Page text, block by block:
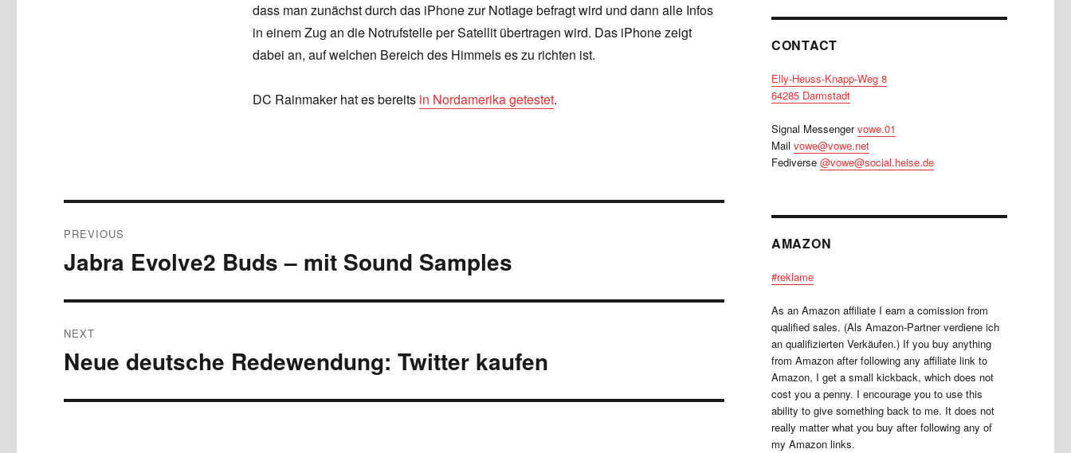
dass man zunächst durch das iPhone zur Notlage befragt wird und dann alle Infos
in einem Zug an die Notrufstelle per Satellit übertragen wird. Das iPhone zeigt
dabei an, auf welchen Bereich des Himmels es zu richten ist.
DC Rainmaker hat es bereits in Nordamerika getestet.
navigation
PREVIOUS
Previous
Jabra Evolve2 Buds – mit Sound Samples
NEXT
Next
Neue deutsche Redewendung: Twitter kaufen
CONTACT
Elly-Heuss-Knapp-Weg 8
64285 Darmstadt
Signal Messengervowe.01
Mail vowe@vowe.net
Fediverse @vowe@social.heise.de
AMAZON
#reklame
As an Amazon affiliate I earn a comission from
qualified sales. (Als Amazon-Partner verdiene ich
an qualifizierten Verkäufen.) If you buy anything
from Amazon after following any affiliate link to
Amazon, I get a small kickback, which does not
cost you a penny. I encourage you to use this
ability to give something back to me. It does not
really matter what you buy after following any of
my Amazon links.